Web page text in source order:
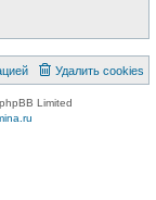
Удалить cookies
Limited